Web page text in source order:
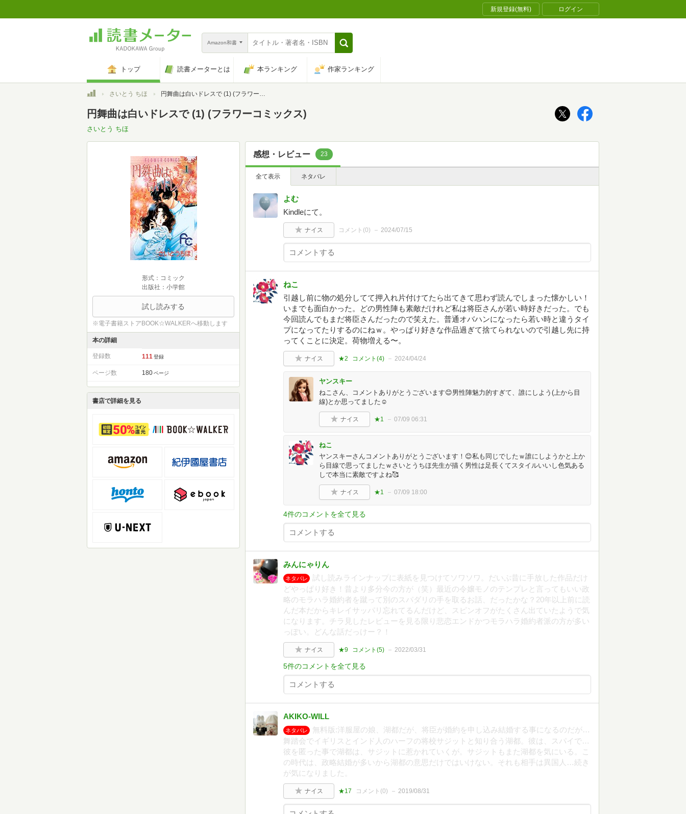
新規登録(無料) ログイン
Amazon和書
トップ 読書メーターとは 本ランキング 作家ランキング
トップさいとう ちほ 円舞曲は白いドレスで (1) (フラワーコミックス)
円舞曲は白いドレスで (1) (フラワーコミックス)
さいとう ちほ
形式：コミック
出版社：小学館
試し読みする
※電子書籍ストアBOOK☆WALKERへ移動します
本の詳細
登録数 111 登録
ページ数 180 ページ
書店で詳細を見る
感想・レビュー 23
全て表示 ネタバレ
よむ
Kindleにて。
ナイス コメント(0) 2024/07/15
ねこ
引越し前に物の処分してて押入れ片付けてたら出てきて思わず読んでしまった懐かしい！
いまでも面白かった。どの男性陣も素敵だけれど私は将臣さんが若い時好きだった。でも
今回読んでもまだ将臣さんだったので笑えた。普通オバハンになったら若い時と違うタイ
プになってたりするのにねｗ。やっぱり好きな作品過ぎて捨てられないので引越し先に持
ってくことに決定。荷物増える〜。
ナイス ★2 コメント(4) 2024/04/24
ヤンスキー
ねこさん、コメントありがとうございます😊男性陣魅力的すぎて、誰にしよう(上から目
線)とか思ってました☺️
ナイス ★1 07/09 06:31
ねこ
ヤンスキーさんコメントありがとうございます！😊私も同じでしたｗ誰にしようかと上か
ら目線で思ってましたｗさいとうちほ先生が描く男性は足長くてスタイルいいし色気ある
しで本当に素敵ですよね🥰
ナイス ★1 07/09 18:00
4件のコメントを全て見る
みんにゃりん
ネタバレ
試し読みラインナップに表紙を見つけてソワソワ。だいぶ昔に手放した作品だけ
どやっぱり好き！昔より多分今の方が（笑）最近の令嬢モノのテンプレと言ってもいい政
略のモラハラ婚約者を蹴って別のスパダリの手を取るお話、だったかな？20年以上前に読
んだ本だからキレイサッパリ忘れてるんだけど、スピンオフがたくさん出ていたようで気
になります。チラ見したレビューを見る限り悲恋エンドかつモラハラ婚約者派の方が多い
っぽい。どんな話だっけー？！
ナイス ★9 コメント(5) 2022/03/31
5件のコメントを全て見る
AKIKO-WILL
ネタバレ
無料版:洋服屋の娘、湖都だが、将臣が婚約を申し込み結婚する事になるのだが…
舞踏会でイギリスとインド人のハーフの将校サジットと知り合う湖都。彼は、スパイで…
彼を匿った事で湖都は、サジットに惹かれていくが。サジットもまた湖都を気にいる。こ
の時代は、政略結婚が多いから湖都の意思だけではいけない。それも相手は異国人…続き
が気になりました。
ナイス ★17 コメント(0) 2019/08/31